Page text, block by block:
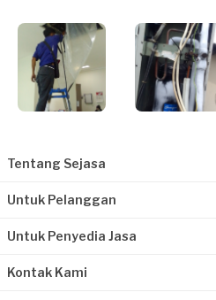
Tentang Sejasa
Untuk Pelanggan
Untuk Penyedia Jasa
Kontak Kami